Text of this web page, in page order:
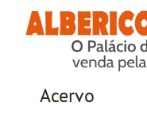
Acervo